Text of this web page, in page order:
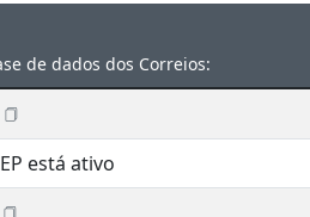
de dados dos Correios:
está ativo